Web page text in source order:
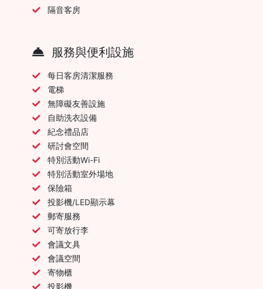
隔音客房
服務與便利設施
每日客房清潔服務
電梯
無障礙友善設施
自助洗衣設備
紀念禮品店
研討會空間
特別活動Wi-Fi
特別活動室外場地
保險箱
投影機/LED顯示幕
郵寄服務
可寄放行李
會議文具
會議空間
寄物櫃
投影機